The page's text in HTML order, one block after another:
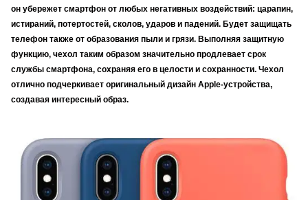
он убережет смартфон от любых негативных воздействий: царапин,
истираний, потертостей, сколов, ударов и падений. Будет защищать
телефон также от образования пыли и грязи. Выполняя защитную
функцию, чехол таким образом значительно продлевает срок
службы смартфона, сохраняя его в целости и сохранности. Чехол
отлично подчеркивает оригинальный дизайн Apple-устройства,
создавая интересный образ.